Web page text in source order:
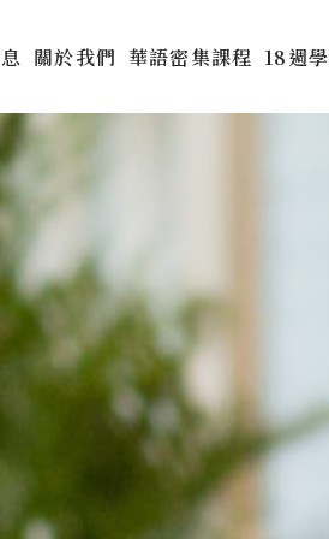
關於我們 華語密集課程 18週